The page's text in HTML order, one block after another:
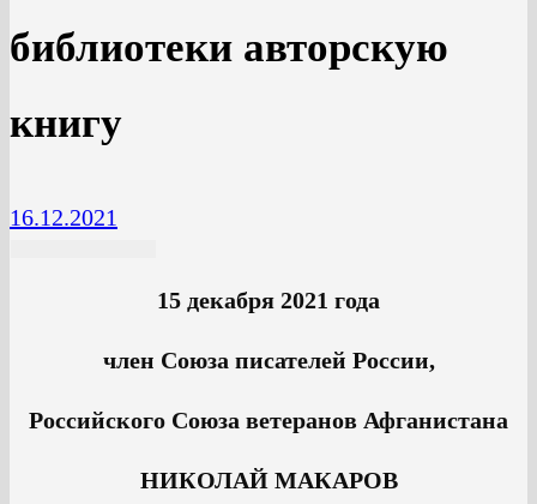
библиотеки авторскую
книгу
16.12.2021
15 декабря 2021 года
член Союза писателей России,
Российского Союза ветеранов Афганистана
НИКОЛАЙ МАКАРОВ